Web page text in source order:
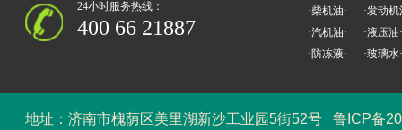
地址：济南市槐荫区美里湖新沙工业园5街52号 鲁ICP备
24小时服务热线：
400 66 21887
·柴机油·
·发动机
·汽机油·
·液压油·
·防冻液·
·玻璃水·